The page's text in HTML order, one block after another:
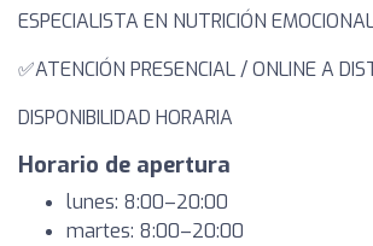
ESPECIALISTA EN NUTRICIÓN
✅️ATENCIÓN PRESENCIAL / ONLINE A
DISPONIBILIDAD HORARIA
Horario de apertura
lunes: 8:00–20:00
martes: 8:00–20:00